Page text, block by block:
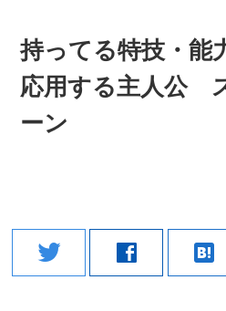
持ってる特技・能
応用する主人公
ーン
twitter facebook hatenabookmark